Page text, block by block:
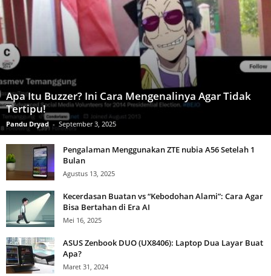
Apa Itu Buzzer? Ini Cara Mengenalinya Agar Tidak
Tertipu!
Pandu Dryad - September 3, 2025
Pengalaman Menggunakan ZTE nubia A56 Setelah 1
Bulan
Agustus 13, 2025
Kecerdasan Buatan vs “Kebodohan Alami”: Cara Agar
Bisa Bertahan di Era AI
Mei 16, 2025
ASUS Zenbook DUO (UX8406): Laptop Dua Layar Buat
Apa?
Maret 31, 2024